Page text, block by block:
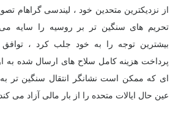
از نزدیکترین متحدین خود ، لیندسی گراهام
تحریم های سنگین تر بر روسیه را سایه
بیشترین توجه را به خود جلب کرد ، توافق
پرداخت هزینه کامل سلاح های ارسال شده به
ای که ممکن است نشانگر انتقال سنگین تر به
عین حال ایالات متحده را از بار مالی آزاد می کند.